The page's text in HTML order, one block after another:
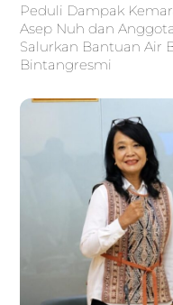
Peduli Dampak
Asep Nuh dan
Salurkan Bantuan Air
Bintangresmi